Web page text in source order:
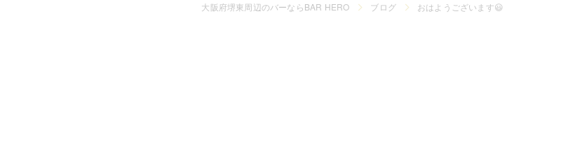
大阪府堺東周辺のバーならBAR HERO ブログ おはようございます😃